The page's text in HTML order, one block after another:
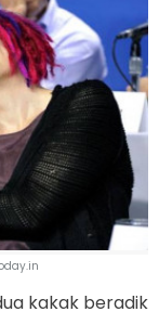
kakak beradik